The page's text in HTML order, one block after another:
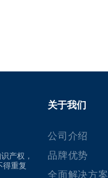
产权，
重复
关于我们
公司介绍
品牌优势
全面解决方案